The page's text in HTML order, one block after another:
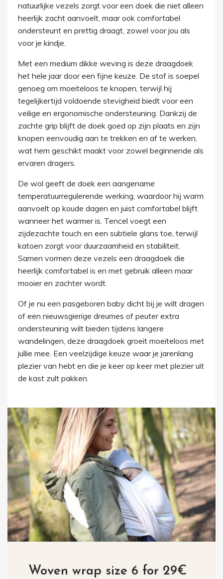
natuurlijke vezels zorgt voor een doek die niet alleen
heerlijk zacht aanvoelt, maar ook comfortabel
ondersteunt en prettig draagt, zowel voor jou als
voor je kindje.
Met een medium dikke weving is deze draagdoek
het hele jaar door een fijne keuze. De stof is soepel
genoeg om moeiteloos te knopen, terwijl hij
tegelijkertijd voldoende stevigheid biedt voor een
veilige en ergonomische ondersteuning. Dankzij de
zachte grip blijft de doek goed op zijn plaats en zijn
knopen eenvoudig aan te trekken en af te werken,
wat hem geschikt maakt voor zowel beginnende als
ervaren dragers.
De wol geeft de doek een aangename
temperatuurregulerende werking, waardoor hij warm
aanvoelt op koude dagen en juist comfortabel blijft
wanneer het warmer is. Tencel voegt een
zijdezachte touch en een subtiele glans toe, terwijl
katoen zorgt voor duurzaamheid en stabiliteit.
Samen vormen deze vezels een draagdoek die
heerlijk comfortabel is en met gebruik alleen maar
mooier en zachter wordt.
Of je nu een pasgeboren baby dicht bij je wilt dragen
of een nieuwsgierige dreumes of peuter extra
ondersteuning wilt bieden tijdens langere
wandelingen, deze draagdoek groeit moeiteloos met
jullie mee. Een veelzijdige keuze waar je jarenlang
plezier van hebt en die je keer op keer met plezier uit
de kast zult pakken.
Woven wrap size 6 for 29€